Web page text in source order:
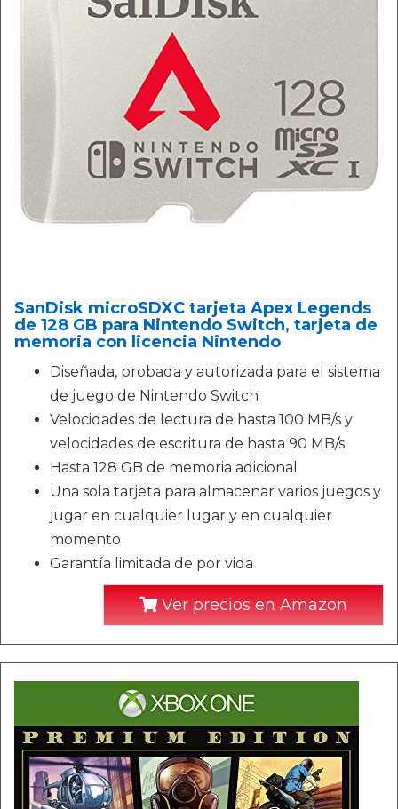
SanDisk microSDXC tarjeta Apex Legends
de 128 GB para Nintendo Switch, tarjeta de
memoria con licencia Nintendo
Diseñada, probada y autorizada para el sistema
de juego de Nintendo Switch
Velocidades de lectura de hasta 100 MB/s y
velocidades de escritura de hasta 90 MB/s
Hasta 128 GB de memoria adicional
Una sola tarjeta para almacenar varios juegos y
jugar en cualquier lugar y en cualquier
momento
Garantía limitada de por vida
Ver precios en Amazon